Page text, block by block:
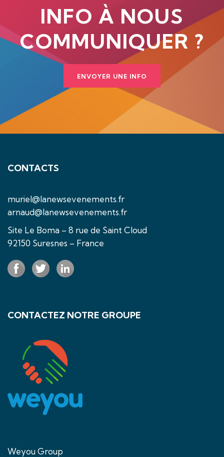
INFO À NOUS
COMMUNIQUER ?
ENVOYER UNE INFO
CONTACTS
muriel@lanewsevenements.fr
arnaud@lanewsevenements.fr
Site Le Boma – 8 rue de Saint Cloud
92150 Suresnes – France
CONTACTEZ NOTRE GROUPE
Weyou Group